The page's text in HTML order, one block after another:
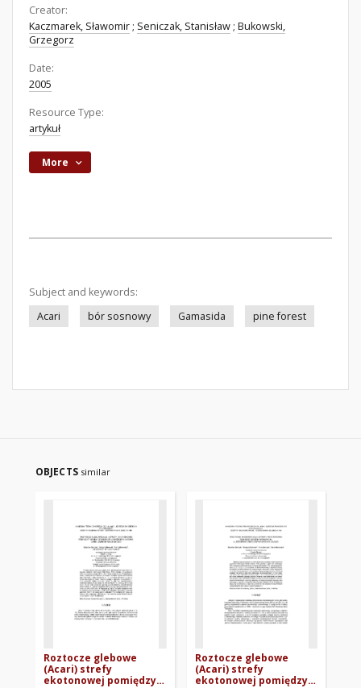
Creator:
Kaczmarek, Sławomir ; Seniczak, Stanisław ; Bukowski,
Grzegorz
Date:
2005
Resource Type:
artykuł
More
Subject and keywords:
Acari
bór sosnowy Gamasida pine forest
OBJECTS similar
Roztocze glebowe
(Acari) strefy
ekotonowej pomiędzy
Roztocze glebowe
(Acari) strefy
ekotonowej pomiędzy